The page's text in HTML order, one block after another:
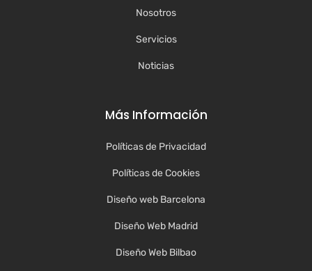
Nosotros
Servicios
Noticias
Más Información
Políticas de Privacidad
Políticas de Cookies
Diseño web Barcelona
Diseño Web Madrid
Diseño Web Bilbao